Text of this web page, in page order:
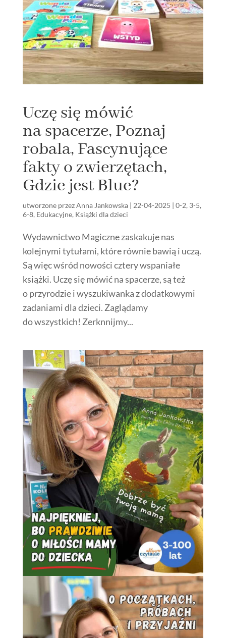
Uczę się mówić
na spacerze, Poznaj
robala, Fascynujące
fakty o zwierzętach,
Gdzie jest Blue?
utworzone przezAnna Jankowska| 22-04-2025 | 0-2, 3-5,
6-8, Edukacyjne, Książki dla dzieci
Wydawnictwo Magiczne zaskakuje nas
kolejnymi tytułami, które równie bawią i uczą.
Są więc wśród nowości cztery wspaniałe
książki. Uczę się mówić na spacerze, są też
o przyrodzie i wyszukiwanka z dodatkowymi
zadaniami dla dzieci. Zaglądamy
do wszystkich! Zerknnijmy...